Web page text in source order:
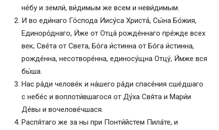
не́бу и земли́, ви́димым же всем и неви́димым.
И во еди́наго Го́спода Иису́са Христа́, Сы́на Бо́жия,
Единоро́днаго, И́же от Отца́ рожде́ннаго пре́жде всех
век; Све́та от Света, Бо́га и́стинна от Бо́га и́стинна,
рожде́нна, несотворе́нна, единосу́щна Отцу́, И́мже вся
бы́ша.
Нас ра́ди челове́к и на́шего ра́ди спасе́ния сше́дшаго
с небе́с и воплоти́вшагося от Ду́ха Свя́та и Мари́и
Де́вы и вочелове́чшася.
Распя́таго же за ны при Понти́йстем Пила́те, и